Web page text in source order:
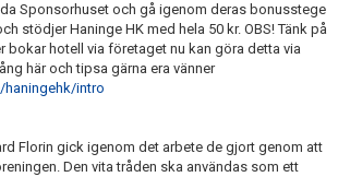
Sponsorhuset och gå igenom deras bonusstege
stödjer Haninge HK med hela 50 kr. OBS! Tänk på
bokar hotell via företaget nu kan göra detta via
här och tipsa gärna era vänner
intro
Florin gick igenom det arbete de gjort genom att
Den vita tråden ska användas som ett